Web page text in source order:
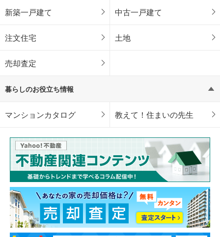
新築一戸建て 中古一戸建て
注文住宅 土地
売却査定
暮らしのお役立ち情報
マンションカタログ 教えて！住まいの先生